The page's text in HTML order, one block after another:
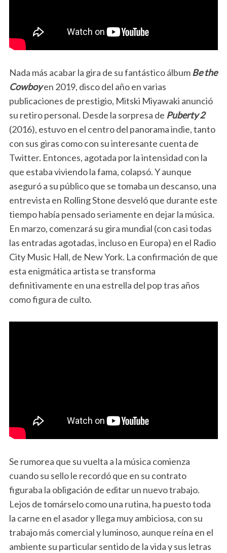
Nada más acabar la gira de su fantástico álbumBe the
Cowboyen 2019, disco del año en varias
publicaciones de prestigio, Mitski Miyawaki anunció
su retiro personal. Desde la sorpresa de Puberty 2
(2016), estuvoen el centro del panorama indie, tanto
con sus giras como con su interesante cuenta de
Twitter. Entonces, agotada por la intensidad con la
que estaba viviendo la fama, colapsó. Y aunque
aseguró a su público que se tomaba un descanso, una
entrevista en Rolling Stone desveló que durante este
tiempo había pensado seriamente en dejar la música.
En marzo, comenzará su gira mundial (con casi todas
las entradas agotadas, incluso en Europa) en el Radio
City Music Hall, de New York. La confirmación de que
esta enigmática artista se transforma
definitivamente en una estrella del pop tras años
como figura de culto.
Se rumorea que su vuelta a la música comienza
cuando su sello le recordó que en su contrato
figuraba la obligación de editar un nuevo trabajo.
Lejos de tomárselo como una rutina, ha puesto toda
la carne en el asador y llega muy ambiciosa, con su
trabajo más comercial y luminoso, aunque reína en el
ambiente su particular sentido de la vida y sus letras